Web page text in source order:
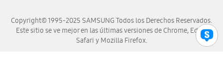
Copyright© 1995-2025 SAMSUNG Todos los Derechos Reservados.
Este sitio se ve mejor en las últimas versiones de Chrome, Edge,
Safari y Mozilla Firefox.